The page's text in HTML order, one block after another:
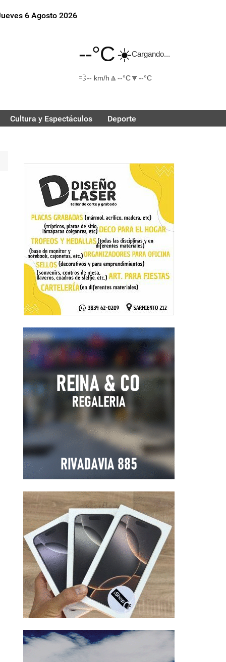
6 Agosto 2026
--°C☀️Cargando...
💨-- km/h 🔼 --°C🔽 --°C
Cultura y Espectáculos Deporte